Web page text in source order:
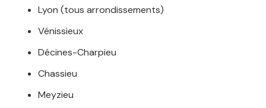
Lyon (tous arrondissements)
Vénissieux
Décines-Charpieu
Chassieu
Meyzieu